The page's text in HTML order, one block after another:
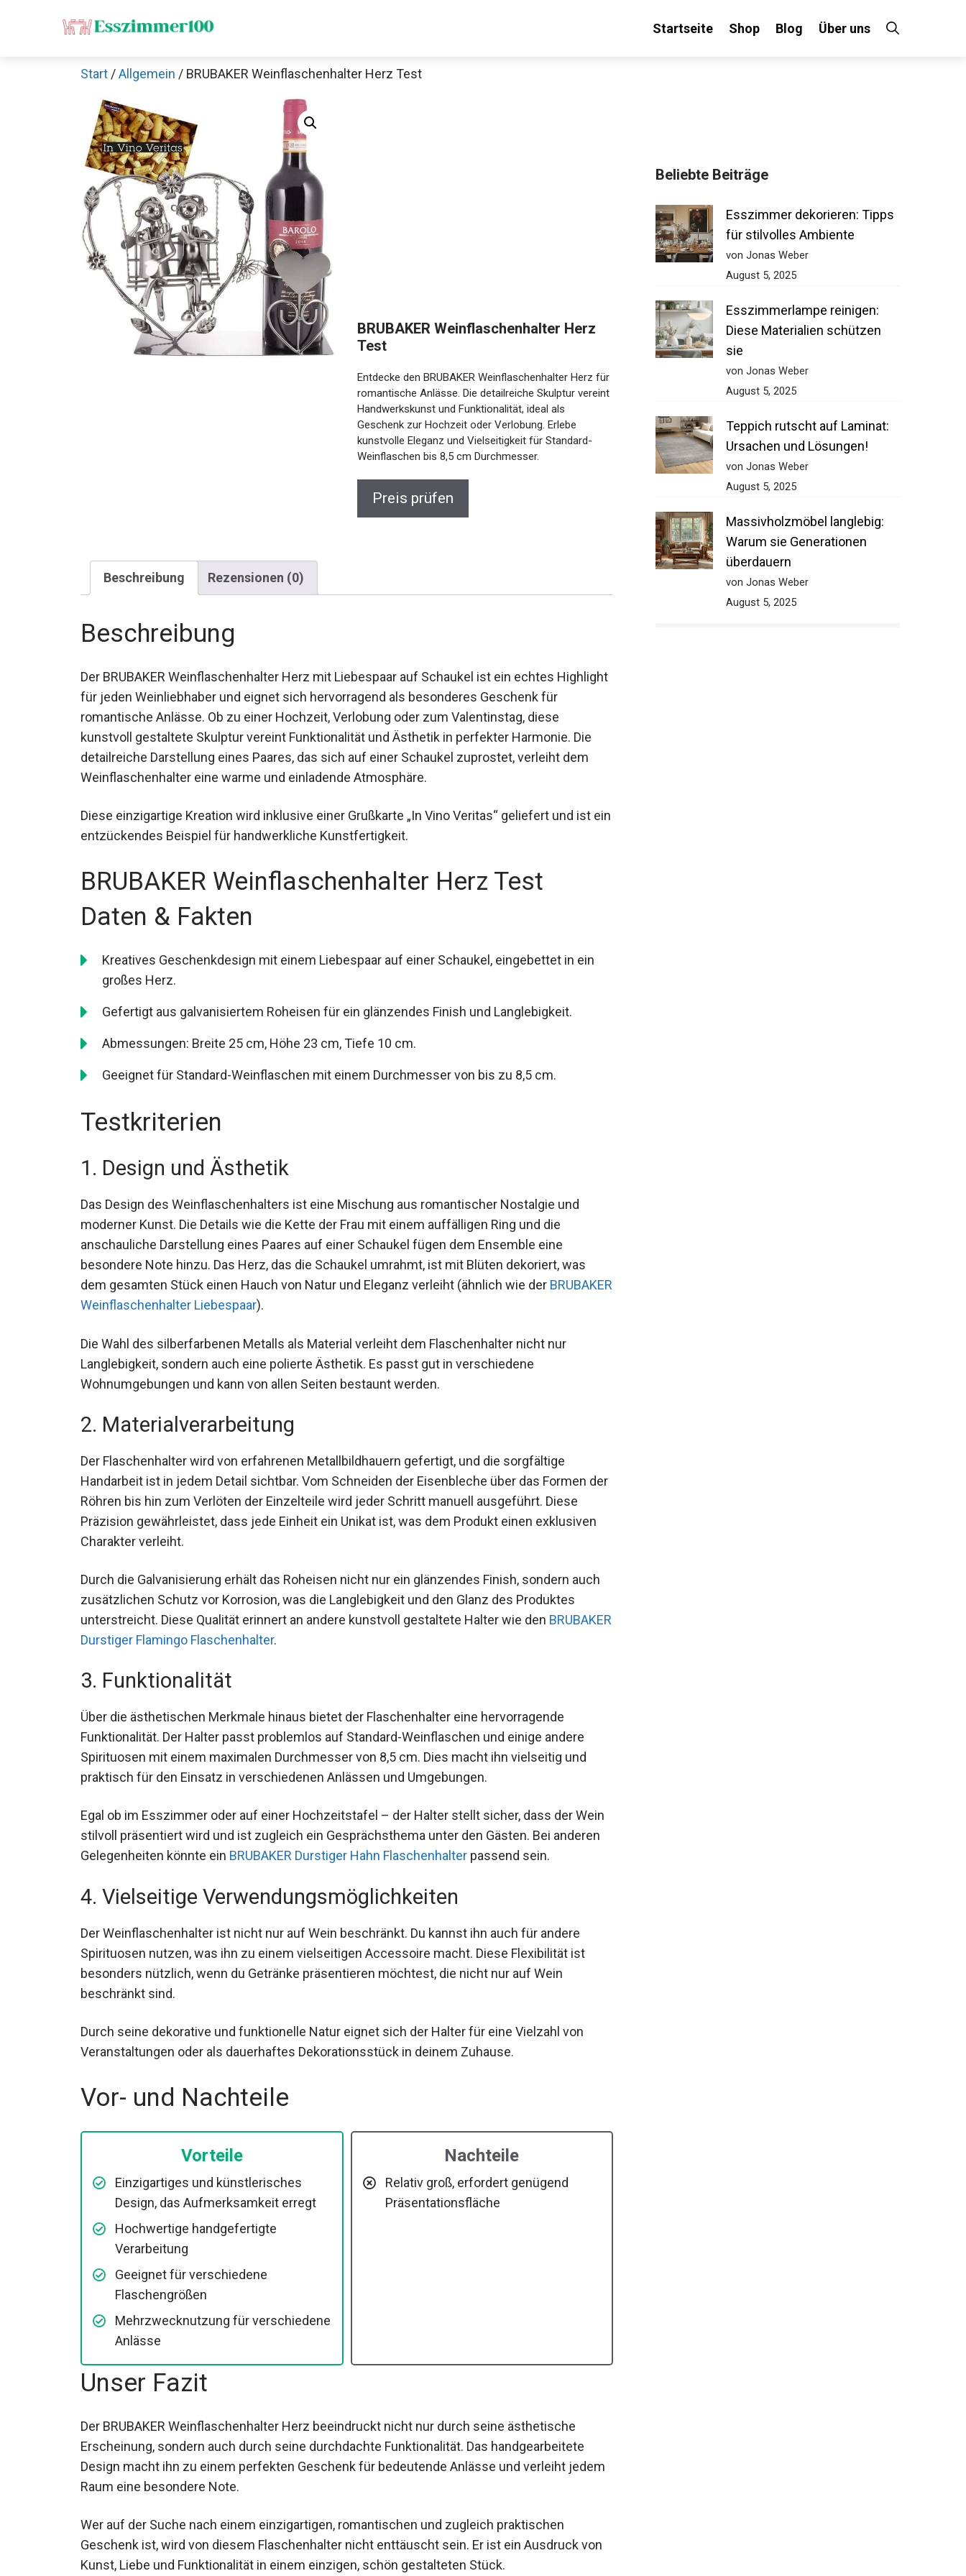
Startseite Shop Blog Über uns
Start /Allgemein / BRUBAKER Weinflaschenhalter Herz Test
BRUBAKER Weinflaschenhalter Herz
Test
Entdecke den BRUBAKER Weinflaschenhalter Herz für
romantische Anlässe. Die detailreiche Skulptur vereint
Handwerkskunst und Funktionalität, ideal als
Geschenk zur Hochzeit oder Verlobung. Erlebe
kunstvolle Eleganz und Vielseitigkeit für Standard-
Weinflaschen bis 8,5 cm Durchmesser.
Preis prüfen
Beschreibung Rezensionen (0)
Beschreibung
Der BRUBAKER Weinflaschenhalter Herz mit Liebespaar auf Schaukel ist ein echtes Highlight
für jeden Weinliebhaber und eignet sich hervorragend als besonderes Geschenk für
romantische Anlässe. Ob zu einer Hochzeit, Verlobung oder zum Valentinstag, diese
kunstvoll gestaltete Skulptur vereint Funktionalität und Ästhetik in perfekter Harmonie. Die
detailreiche Darstellung eines Paares, das sich auf einer Schaukel zuprostet, verleiht dem
Weinflaschenhalter eine warme und einladende Atmosphäre.
Diese einzigartige Kreation wird inklusive einer Grußkarte „In Vino Veritas“ geliefert und ist ein
entzückendes Beispiel für handwerkliche Kunstfertigkeit.
BRUBAKER Weinflaschenhalter Herz Test
Daten & Fakten
Kreatives Geschenkdesign mit einem Liebespaar auf einer Schaukel, eingebettet in ein
großes Herz.
Gefertigt aus galvanisiertem Roheisen für ein glänzendes Finish und Langlebigkeit.
Abmessungen: Breite 25 cm, Höhe 23 cm, Tiefe 10 cm.
Geeignet für Standard-Weinflaschen mit einem Durchmesser von bis zu 8,5 cm.
Testkriterien
1. Design und Ästhetik
Das Design des Weinflaschenhalters ist eine Mischung aus romantischer Nostalgie und
moderner Kunst. Die Details wie die Kette der Frau mit einem auffälligen Ring und die
anschauliche Darstellung eines Paares auf einer Schaukel fügen dem Ensemble eine
besondere Note hinzu. Das Herz, das die Schaukel umrahmt, ist mit Blüten dekoriert, was
dem gesamten Stück einen Hauch von Natur und Eleganz verleiht (ähnlich wie der BRUBAKER
Weinflaschenhalter Liebespaar).
Die Wahl des silberfarbenen Metalls als Material verleiht dem Flaschenhalter nicht nur
Langlebigkeit, sondern auch eine polierte Ästhetik. Es passt gut in verschiedene
Wohnumgebungen und kann von allen Seiten bestaunt werden.
2. Materialverarbeitung
Der Flaschenhalter wird von erfahrenen Metallbildhauern gefertigt, und die sorgfältige
Handarbeit ist in jedem Detail sichtbar. Vom Schneiden der Eisenbleche über das Formen der
Röhren bis hin zum Verlöten der Einzelteile wird jeder Schritt manuell ausgeführt. Diese
Präzision gewährleistet, dass jede Einheit ein Unikat ist, was dem Produkt einen exklusiven
Charakter verleiht.
Durch die Galvanisierung erhält das Roheisen nicht nur ein glänzendes Finish, sondern auch
zusätzlichen Schutz vor Korrosion, was die Langlebigkeit und den Glanz des Produktes
unterstreicht. Diese Qualität erinnert an andere kunstvoll gestaltete Halter wie den BRUBAKER
Durstiger Flamingo Flaschenhalter.
3. Funktionalität
Über die ästhetischen Merkmale hinaus bietet der Flaschenhalter eine hervorragende
Funktionalität. Der Halter passt problemlos auf Standard-Weinflaschen und einige andere
Spirituosen mit einem maximalen Durchmesser von 8,5 cm. Dies macht ihn vielseitig und
praktisch für den Einsatz in verschiedenen Anlässen und Umgebungen.
Egal ob im Esszimmer oder auf einer Hochzeitstafel – der Halter stellt sicher, dass der Wein
stilvoll präsentiert wird und ist zugleich ein Gesprächsthema unter den Gästen. Bei anderen
Gelegenheiten könnte ein BRUBAKER Durstiger Hahn Flaschenhalter passend sein.
4. Vielseitige Verwendungsmöglichkeiten
Der Weinflaschenhalter ist nicht nur auf Wein beschränkt. Du kannst ihn auch für andere
Spirituosen nutzen, was ihn zu einem vielseitigen Accessoire macht. Diese Flexibilität ist
besonders nützlich, wenn du Getränke präsentieren möchtest, die nicht nur auf Wein
beschränkt sind.
Durch seine dekorative und funktionelle Natur eignet sich der Halter für eine Vielzahl von
Veranstaltungen oder als dauerhaftes Dekorationsstück in deinem Zuhause.
Vor- und Nachteile
Vorteile
Einzigartiges und künstlerisches
Design, das Aufmerksamkeit erregt
Hochwertige handgefertigte
Verarbeitung
Geeignet für verschiedene
Flaschengrößen
Mehrzwecknutzung für verschiedene
Anlässe
Nachteile
Relativ groß, erfordert genügend
Präsentationsfläche
Unser Fazit
Der BRUBAKER Weinflaschenhalter Herz beeindruckt nicht nur durch seine ästhetische
Erscheinung, sondern auch durch seine durchdachte Funktionalität. Das handgearbeitete
Design macht ihn zu einem perfekten Geschenk für bedeutende Anlässe und verleiht jedem
Raum eine besondere Note.
Wer auf der Suche nach einem einzigartigen, romantischen und zugleich praktischen
Geschenk ist, wird von diesem Flaschenhalter nicht enttäuscht sein. Er ist ein Ausdruck von
Kunst, Liebe und Funktionalität in einem einzigen, schön gestalteten Stück.
Beliebte Beiträge
Esszimmer dekorieren: Tipps
für stilvolles Ambiente
von Jonas Weber
August 5, 2025
Esszimmerlampe reinigen:
Diese Materialien schützen
sie
von Jonas Weber
August 5, 2025
Teppich rutscht auf Laminat:
Ursachen und Lösungen!
von Jonas Weber
August 5, 2025
Massivholzmöbel langlebig:
Warum sie Generationen
überdauern
von Jonas Weber
August 5, 2025